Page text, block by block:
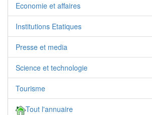
Economie et affaires
Institutions Etatiques
Presse et media
Science et technologie
Tourisme
Tout l'annuaire